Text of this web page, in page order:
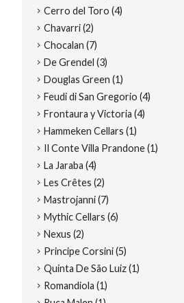
Cerro del Toro (4)
Chavarri (2)
Chocalan (7)
De Grendel (3)
Douglas Green (1)
Feudi di San Gregorio (4)
Frontaura y Victoria (4)
Hammeken Cellars (1)
Il Conte Villa Prandone (1)
La Jaraba (4)
Les Crêtes (2)
Mastrojanni (7)
Mythic Cellars (6)
Nexus (2)
Principe Corsini (5)
Quinta De São Luiz (1)
Romandiola (1)